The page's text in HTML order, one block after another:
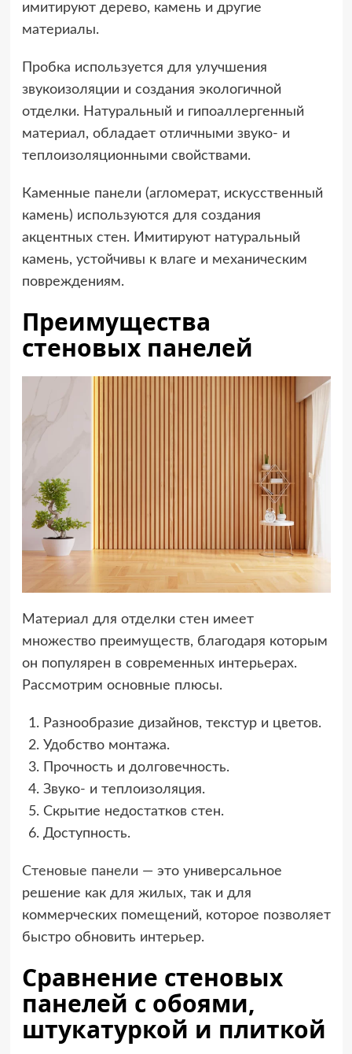
имитируют дерево, камень и другие
материалы.
Пробка используется для улучшения
звукоизоляции и создания экологичной
отделки. Натуральный и гипоаллергенный
материал, обладает отличными звуко- и
теплоизоляционными свойствами.
Каменные панели (агломерат, искусственный
камень) используются для создания
акцентных стен. Имитируют натуральный
камень, устойчивы к влаге и механическим
повреждениям.
Преимущества
стеновых панелей
Материал для отделки стен имеет
множество преимуществ, благодаря которым
он популярен в современных интерьерах.
Рассмотрим основные плюсы.
Разнообразие дизайнов, текстур и цветов.
Удобство монтажа.
Прочность и долговечность.
Звуко- и теплоизоляция.
Скрытие недостатков стен.
Доступность.
Стеновые панели — это универсальное
решение как для жилых, так и для
коммерческих помещений, которое позволяет
быстро обновить интерьер.
Сравнение стеновых
панелей с обоями,
штукатуркой и плиткой